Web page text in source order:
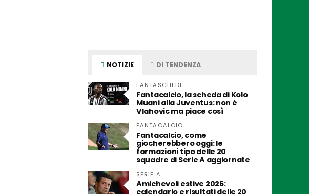
NOTIZIE DI TENDENZA
FANTASCHEDE
Fantacalcio, la scheda di Kolo
Muani alla Juventus: non è
Vlahovic ma piace così
FANTACALCIO
Fantacalcio, come
giocherebbero oggi: le
formazioni tipo delle 20
squadre di Serie A aggiornate
SERIE A
Amichevoli estive 2026:
calendario e risultati delle 20